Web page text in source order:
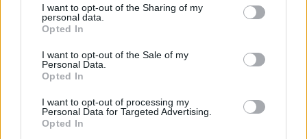
not limited to your visit or usage behaviour. You may click to
grant or deny consent to Google and its third-party tags to
use your data for below specified purposes in below Google
consent section.
I want to opt-out of the Sharing of my
personal data.
Opted In
I want to opt-out of the Sale of my
Personal Data.
Opted In
I want to opt-out of processing my
Personal Data for Targeted Advertising.
Opted In
Paks II.: Mit jelent az 5. blokk új mérföldköve a
felülvizsgálat árnyékában?
kivitelezése, miközben a felülvizsgálat arra keresi a választ,
hogy a megváltozott gazdasági és geopolitikai környezetben
milyen feltételek mellett érdemes továbbvinni Magyarország
egyik legnagyobb beruházását.